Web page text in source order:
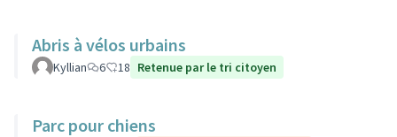
Abris à vélos urbains
Kyllian 6 18 Retenue par le tri citoyen
Parc pour chiens